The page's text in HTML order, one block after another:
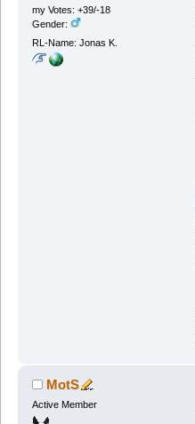
my Votes: +39/-18
Gender:
RL-Name: Jonas K.
MotS
Active Member